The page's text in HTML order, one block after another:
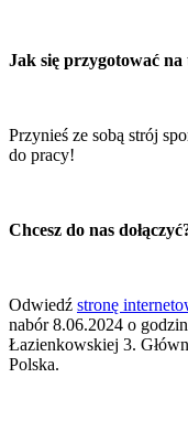
Jak się przygotować na
Przynieś ze sobą strój
do pracy!
Chcesz do nas
Odwiedź stronę
nabór 8.06.2024 o
Łazienkowskiej 3.
Polska.